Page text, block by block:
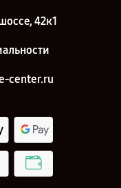
42к1
center.ru